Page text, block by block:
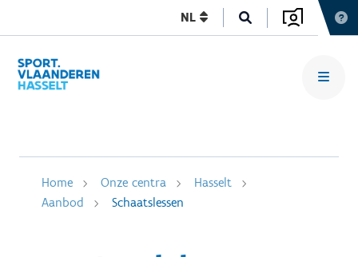
NL
Home Onze centra
Hasselt
Aanbod
Schaatslessen